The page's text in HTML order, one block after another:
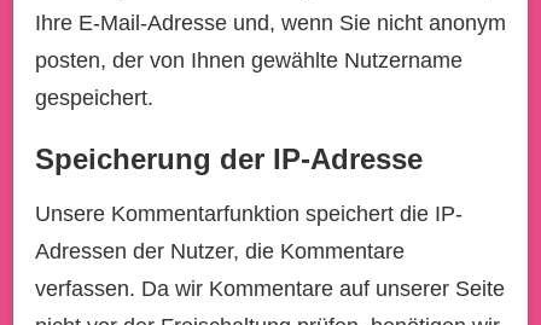
Ihre E-Mail-Adresse und, wenn Sie nicht anonym
posten, der von Ihnen gewählte Nutzername
gespeichert.
Speicherung der IP-Adresse
Unsere Kommentarfunktion speichert die IP-
Adressen der Nutzer, die Kommentare
verfassen. Da wir Kommentare auf unserer Seite